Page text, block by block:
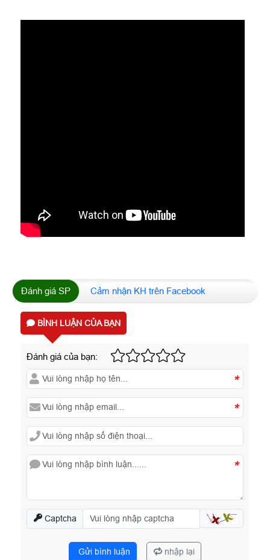
Đánh giá SP Cảm nhận KH trên Facebook
BÌNH LUẬN CỦA BẠN
Đánh giá của bạn:
*
*
*
Captcha
Gửi bình luận nhập lại